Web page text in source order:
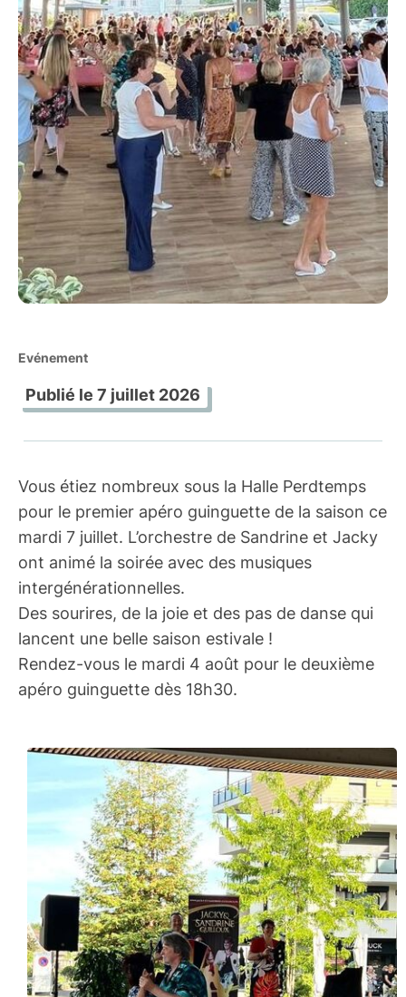
Evénement
Publié le 7 juillet 2026
Vous étiez nombreux sous la Halle Perdtemps
pour le premier apéro guinguette de la saison ce
mardi 7 juillet. L’orchestre de Sandrine et Jacky
ont animé la soirée avec des musiques
intergénérationnelles.
Des sourires, de la joie et des pas de danse qui
lancent une belle saison estivale !
Rendez-vous le mardi 4 août pour le deuxième
apéro guinguette dès 18h30.